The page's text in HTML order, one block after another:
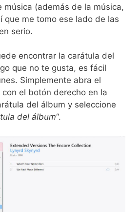
música (además de la música,
que me tomo ese lado de las
serio.
encontrar la carátula del
que no te gusta, es fácil
Simplemente abra el
el botón derecho en la
del álbum y seleccione
del álbum“.